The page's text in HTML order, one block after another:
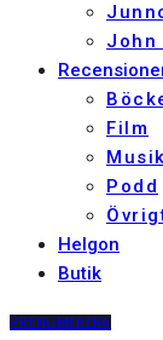
John
Film
Musik
Podd
Helgon
Butik
PRENUMERERA